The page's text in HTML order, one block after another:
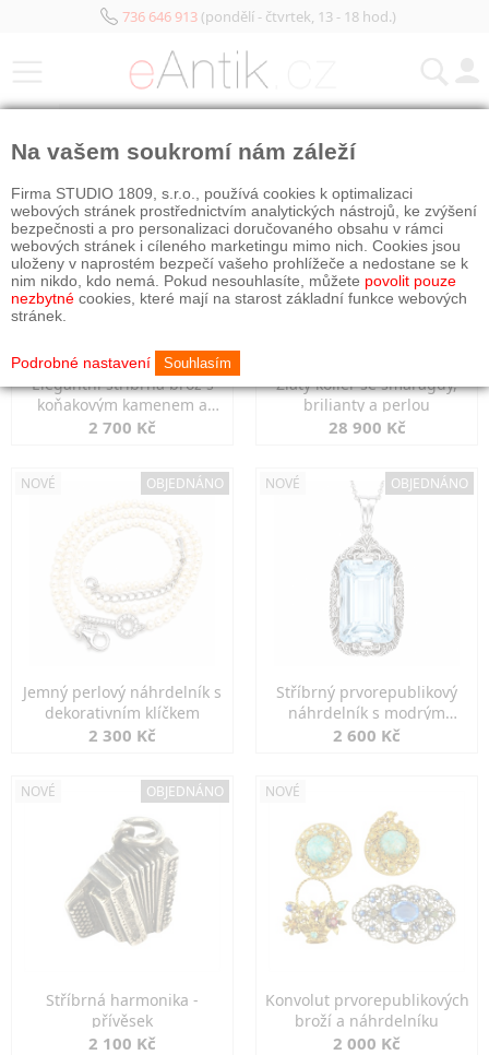
736 646 913(pondělí - čtvrtek, 13 - 18 hod.)
Elegantní stříbrná brož s
koňakovým kamenem a
markazity
2 700 Kč
Zlatý kolier se smaragdy,
brilianty a perlou
28 900 Kč
NOVÉ OBJEDNÁNO
Jemný perlový náhrdelník s
dekorativním klíčkem
2 300 Kč
NOVÉ OBJEDNÁNO
Stříbrný prvorepublikový
náhrdelník s modrým
spinelem
2 600 Kč
NOVÉ OBJEDNÁNO
Stříbrná harmonika -
přívěsek
2 100 Kč
NOVÉ
Konvolut prvorepublikových
broží a náhrdelníku
2 000 Kč
Na vašem soukromí nám záleží
Firma STUDIO 1809, s.r.o., používá cookies k optimalizaci
webových stránek prostřednictvím analytických nástrojů, ke zvýšení
bezpečnosti a pro personalizaci doručovaného obsahu v rámci
webových stránek i cíleného marketingu mimo nich. Cookies jsou
uloženy v naprostém bezpečí vašeho prohlížeče a nedostane se k
nim nikdo, kdo nemá. Pokud nesouhlasíte, můžete povolit pouze
nezbytné cookies, které mají na starost základní funkce webových
stránek.
Podrobné nastavení Souhlasím